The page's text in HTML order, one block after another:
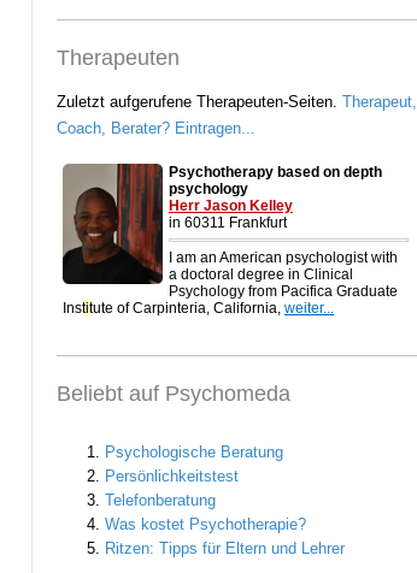
Therapeuten
Zuletzt aufgerufene Therapeuten-Seiten. Therapeut,
Coach, Berater? Eintragen...
Beliebt auf Psychomeda